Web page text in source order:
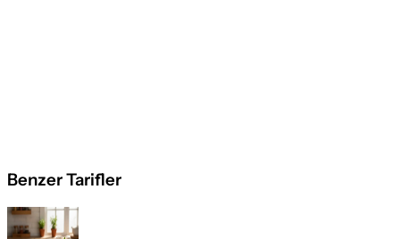
Benzer Tarifler